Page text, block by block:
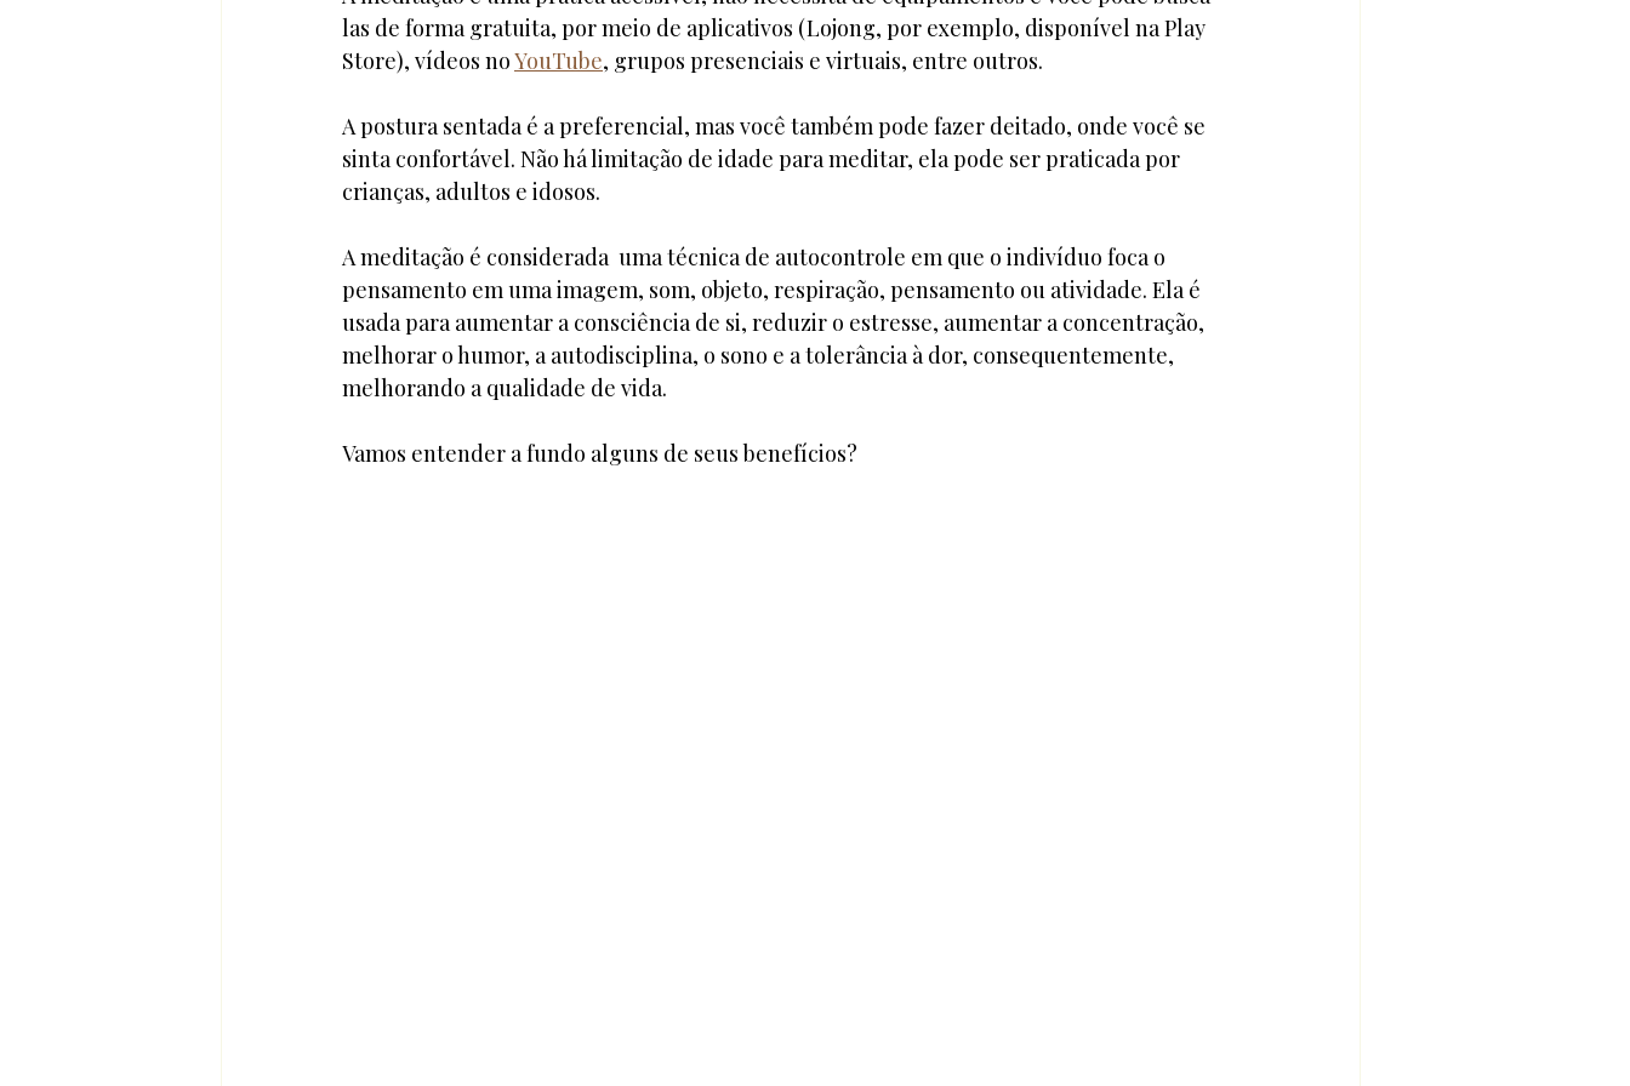
las de forma gratuita, por meio de aplicativos (Lojong, por exemplo, disponível na Play
Store), vídeos no YouTube, grupos presenciais e virtuais, entre outros.
A postura sentada é a preferencial, mas você também pode fazer deitado, onde você se
sinta confortável. Não há limitação de idade para meditar, ela pode ser praticada por
crianças, adultos e idosos.
A meditação é considerada  uma técnica de autocontrole em que o indivíduo foca o
pensamento em uma imagem, som, objeto, respiração, pensamento ou atividade. Ela é
usada para aumentar a consciência de si, reduzir o estresse, aumentar a concentração,
melhorar o humor, a autodisciplina, o sono e a tolerância à dor, consequentemente,
melhorando a qualidade de vida.
Vamos entender a fundo alguns de seus benefícios?